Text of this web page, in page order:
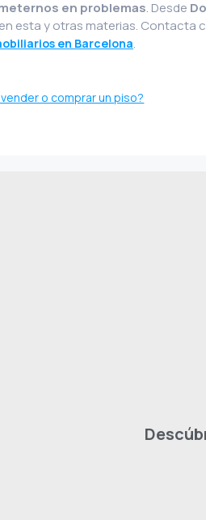
en problemas. Desde
esta y otras materias. Contacta
en Barcelona.
o comprar un piso?